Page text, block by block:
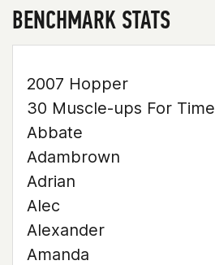
BENCHMARK STATS
2007 Hopper
30 Muscle-ups For Time
Abbate
Adambrown
Adrian
Alec
Alexander
Amanda